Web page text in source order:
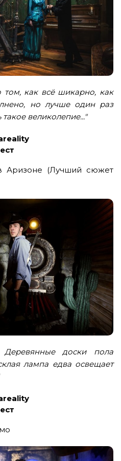
том, как всё шикарно, как
но лучше один раз
великолепие..."
Аризоне (Лучший сюжет
доски пола
лампа едва освещает